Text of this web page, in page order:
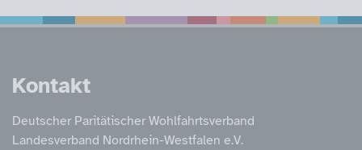
Service
Kontakt
Deutscher Paritätischer Wohlfahrtsverband
Landesverband Nordrhein-Westfalen e.V.